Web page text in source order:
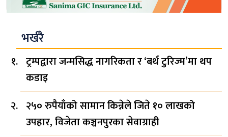
भर्खरै
ट्रम्पद्वारा जन्मसिद्ध नागरिकता र ‘बर्थ टुरिज्म’मा थप
कडाइ
२५० रुपैयाँको सामान किन्नेले जिते १० लाखको
उपहार, विजेता कञ्चनपुरका सेवाग्राही